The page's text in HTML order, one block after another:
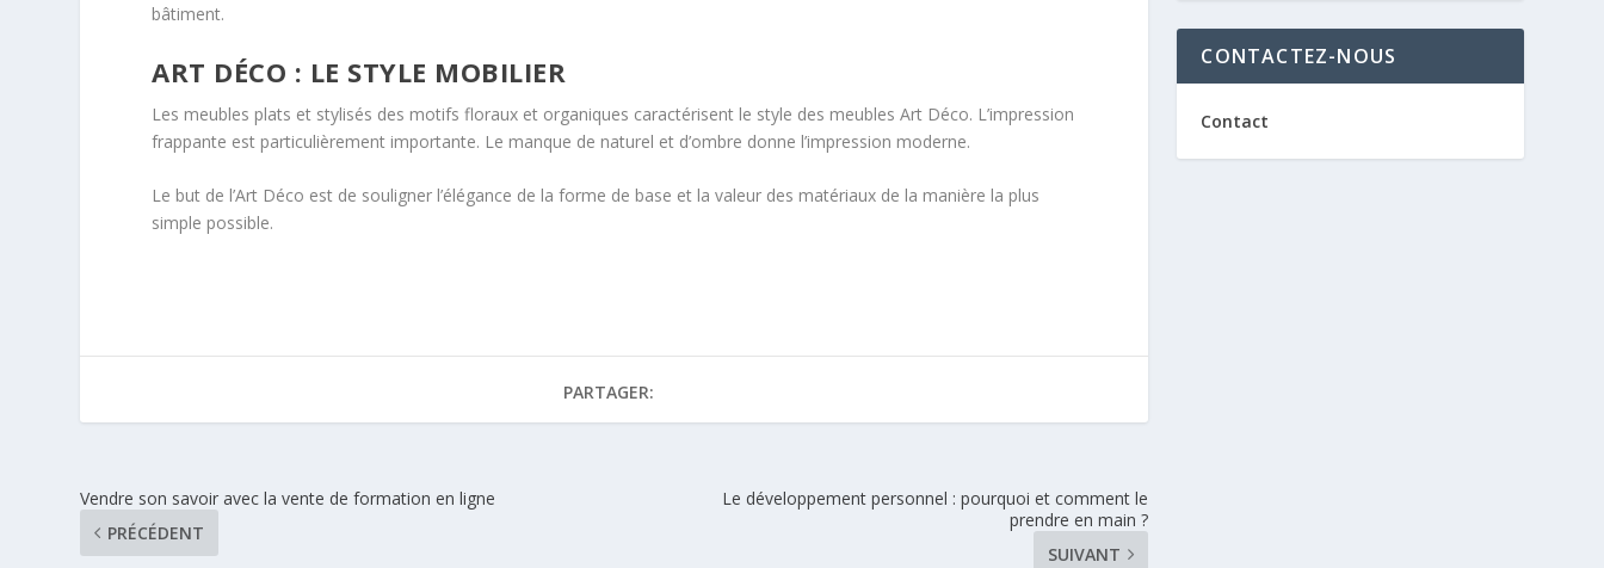
bâtiment.
ART DÉCO : LE STYLE MOBILIER
Les meubles plats et stylisés des motifs floraux et organiques caractérisent le style des meubles Art Déco. L’impression
frappante est particulièrement importante. Le manque de naturel et d’ombre donne l’impression moderne.
Le but de l’Art Déco est de souligner l’élégance de la forme de base et la valeur des matériaux de la manière la plus
simple possible.
PARTAGER:
Vendre son savoir avec la vente de formation en ligne
PRÉCÉDENT
Le développement personnel : pourquoi et comment le
prendre en main ?
SUIVANT
CONTACTEZ-NOUS
Contact